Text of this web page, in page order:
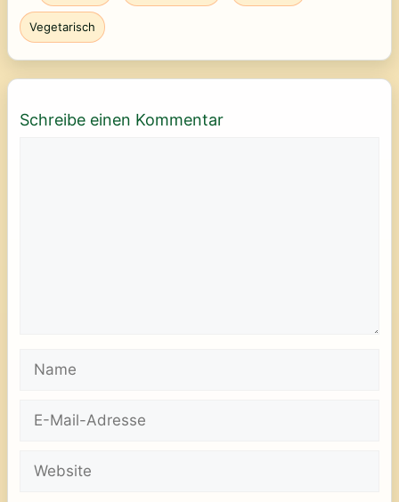
Vegetarisch
Schreibe einen Kommentar
Name
Mail-
Website